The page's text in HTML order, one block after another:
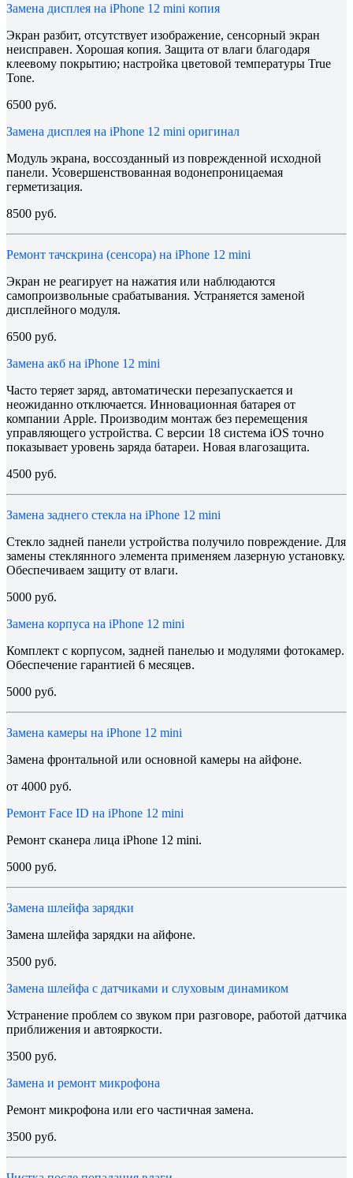
Замена дисплея на iPhone 12 mini копия
Экран разбит, отсутствует изображение, сенсорный экран
неисправен. Хорошая копия. Защита от влаги благодаря
клеевому покрытию; настройка цветовой температуры True
Tone.
6500 руб.
Замена дисплея на iPhone 12 mini оригинал
Модуль экрана, воссозданный из поврежденной исходной
панели. Усовершенствованная водонепроницаемая
герметизация.
8500 руб.
Ремонт тачскрина (сенсора) на iPhone 12 mini
Экран не реагирует на нажатия или наблюдаются
самопроизвольные срабатывания. Устраняется заменой
дисплейного модуля.
6500 руб.
Замена акб на iPhone 12 mini
Часто теряет заряд, автоматически перезапускается и
неожиданно отключается. Инновационная батарея от
компании Apple. Производим монтаж без перемещения
управляющего устройства. С версии 18 система iOS точно
показывает уровень заряда батареи. Новая влагозащита.
4500 руб.
Замена заднего стекла на iPhone 12 mini
Стекло задней панели устройства получило повреждение. Для
замены стеклянного элемента применяем лазерную установку.
Обеспечиваем защиту от влаги.
5000 руб.
Замена корпуса на iPhone 12 mini
Комплект с корпусом, задней панелью и модулями фотокамер.
Обеспечение гарантией 6 месяцев.
5000 руб.
Замена камеры на iPhone 12 mini
Замена фронтальной или основной камеры на айфоне.
от 4000 руб.
Ремонт Face ID на iPhone 12 mini
Ремонт сканера лица iPhone 12 mini.
5000 руб.
Замена шлейфа зарядки
Замена шлейфа зарядки на айфоне.
3500 руб.
Замена шлейфа с датчиками и слуховым динамиком
Устранение проблем со звуком при разговоре, работой датчика
приближения и автояркости.
3500 руб.
Замена и ремонт микрофона
Ремонт микрофона или его частичная замена.
3500 руб.